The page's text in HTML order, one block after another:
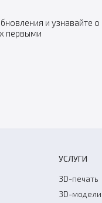
и узнавайте о
первыми
УСЛУГИ
3D-печать
3D-